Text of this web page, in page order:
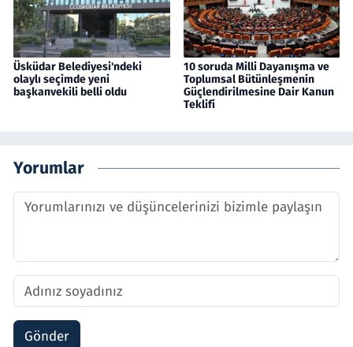
Üsküdar Belediyesi'ndeki
olaylı seçimde yeni
başkanvekili belli oldu
10 soruda Milli Dayanışma ve
Toplumsal Bütünleşmenin
Güçlendirilmesine Dair Kanun
Teklifi
Yorumlar
Gönder